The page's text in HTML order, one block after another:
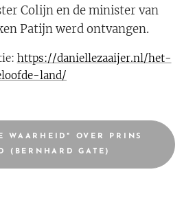
Colijn en de minister van
Patijn werd ontvangen.
https://daniellezaaijer.nl/het-
land/
WAARHEID" OVER PRINS
(BERNHARD GATE)